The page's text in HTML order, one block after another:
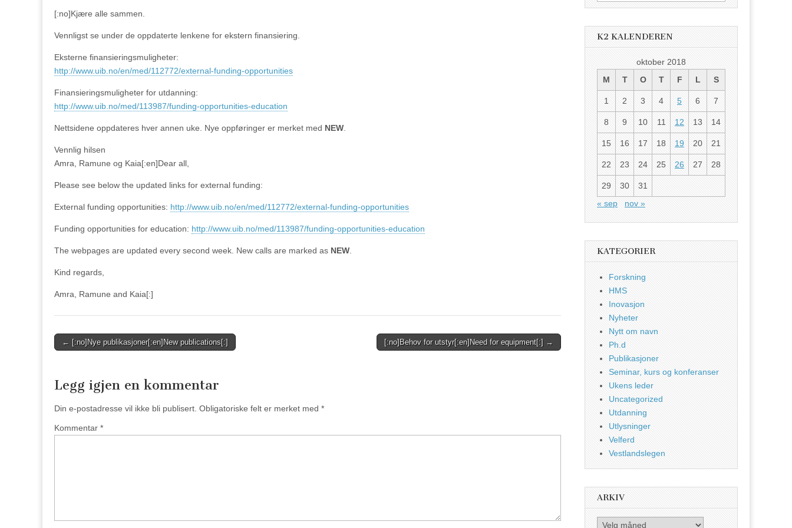
[:no]Kjære alle sammen.
Vennligst se under de oppdaterte lenkene for ekstern finansiering.
Eksterne finansieringsmuligheter:
http://www.uib.no/en/med/112772/external-funding-opportunities
Finansieringsmuligheter for utdanning:
http://www.uib.no/med/113987/funding-opportunities-education
Nettsidene oppdateres hver annen uke. Nye oppføringer er merket med NEW
Vennlig hilsen
Amra, Ramune og Kaia[:en]Dear all,
Please see below the updated links for external funding:
External funding opportunities: http://www.uib.no/en/med/112772/external-funding-opportunities
Funding opportunities for education: http://www.uib.no/med/113987/funding-opportunities-education
The webpages are updated every second week. New calls are marked as NEW
Kind regards,
Amra, Ramune and Kaia[:]
Post
← [:no]Nye publikasjoner[:en]New publications[:] [:no]Behov for utstyr[:en]Need for equipment[:] →
Legg igjen en kommentar
Din e-postadresse vil ikke bli publisert. Obligatoriske felt er merket med *
Kommentar *
K2 KALENDEREN
oktober 2018
M
T O T F L S
1 2 3 4 5 6 7
8 9 10 11 12 13 14
15 16 17 18 19 20 21
22 23 24 25 26 27 28
29 30
31
« sep
nov »
KATEGORIER
Forskning
HMS
Inovasjon
Nyheter
Nytt om navn
Ph.d
Publikasjoner
Seminar, kurs og konferanser
Ukens leder
Uncategorized
Utdanning
Utlysninger
Velferd
Vestlandslegen
ARKIV
Arkiv